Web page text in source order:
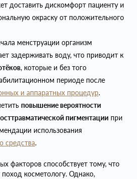
доставить дискомфорт пациенту и
окраску от положительного
менструации организм
задерживать воду, что приводит к
, которые и без того
периоде после
и аппаратных процедур.
повышение вероятности
пигментации при
использования
средства.
факторов способствует тому, что
косметологу. Однако,